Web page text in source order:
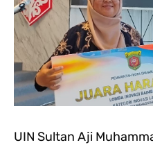
UIN Sultan Aji